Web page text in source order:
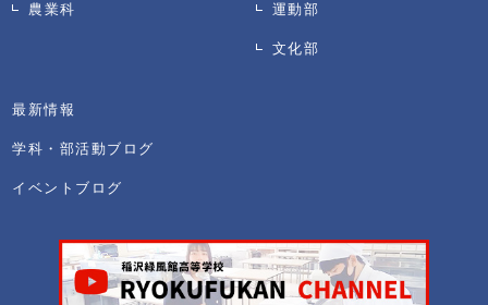
農業科 運動部
文化部
最新情報
学科・部活動ブログ
イベントブログ